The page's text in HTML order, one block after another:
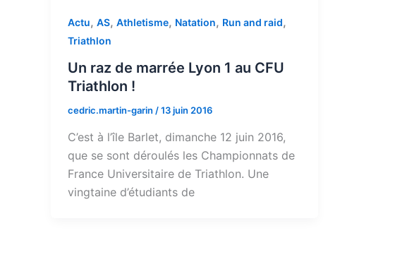
Actu, AS, Athletisme, Natation, Run and raid,
Triathlon
Un raz de marrée Lyon 1 au CFU
Triathlon !
cedric.martin-garin /13 juin 2016
C’est à l’île Barlet, dimanche 12 juin 2016,
que se sont déroulés les Championnats de
France Universitaire de Triathlon. Une
vingtaine d’étudiants de